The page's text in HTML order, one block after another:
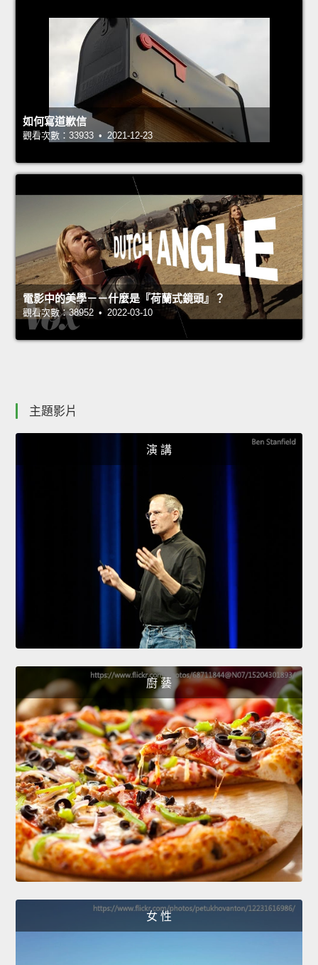
如何寫道歉信
觀看次數：33933 • 2021-12-23
電影中的美學－－什麼是『荷蘭式鏡頭』？
觀看次數：38952 • 2022-03-10
主題影片
演 講
廚 藝
女 性